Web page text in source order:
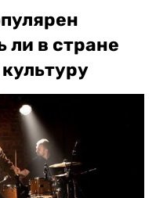
ли в стране